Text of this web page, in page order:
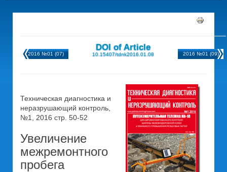
2016 №01 (07)
DOI of Article
10.15407/tdnk2016.01.08 2016 №01 (09)
Техническая диагностика и
неразрушающий контроль,
№1, 2016 стр. 50-52
Увеличение
межремонтного
пробега